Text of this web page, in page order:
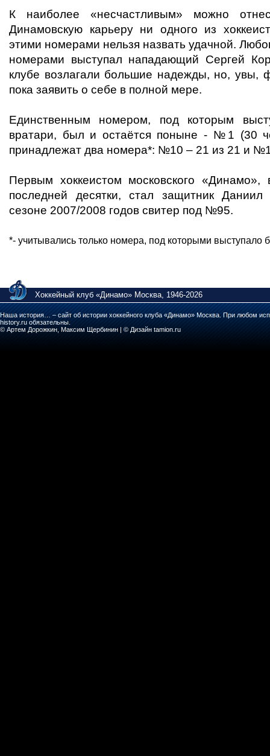
К наиболее «несчастливым» можно
Динамовскую карьеру ни одного из
этими номерами нельзя назвать удачной.
номерами выступал нападающий Сергей
клубе возлагали большие надежды, но, увы,
пока заявить о себе в полной мере.
Единственным номером, под которым
вратари, был и остаётся поныне - №1 (30
принадлежат два номера*: №10 – 21 из 21 и
Первым хоккеистом московского
последней десятки, стал защитник
сезоне 2007/2008 годов свитер под №95.
*- учитывались только номера, под которыми выступало
Хоккейный клуб «Динамо» Москва, 1946-2026
Наша история… – сайт об истории хоккейного клуба «Динамо» Москва. При любом
history.ru обязательны.
© Артем Дорожкин, Максим Щербинин | © Дизайн tamion.ru